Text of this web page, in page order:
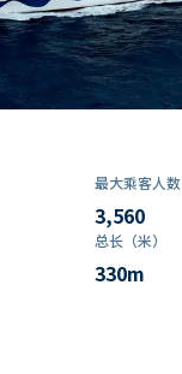
最大乘客人数
3,560
总长（米）
330m